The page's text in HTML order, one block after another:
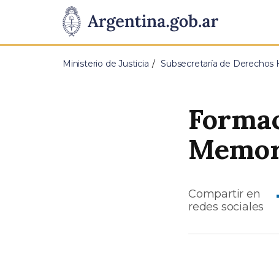
Presidencia
de
Pasar al contenido principal
Ministerio de Justicia Subsecretaría de Derechos
Compartir en
redes sociales